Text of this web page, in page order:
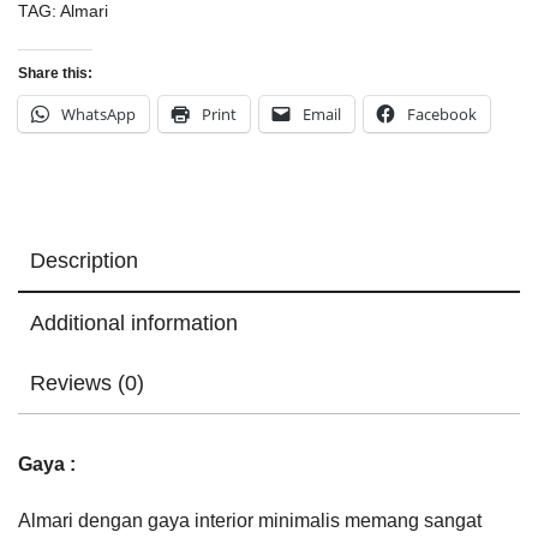
TAG: Almari
Share this:
WhatsApp Print Email Facebook
Description
Additional information
Reviews (0)
Gaya :
Almari dengan gaya interior minimalis memang sangat